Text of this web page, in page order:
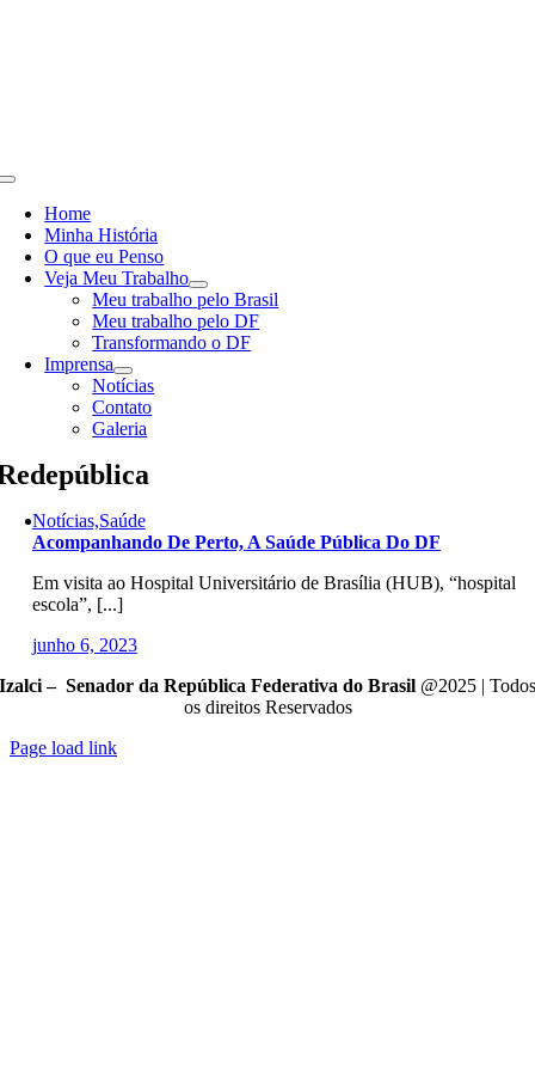
Toggle
NavigationHome
Minha História
O que eu Penso
Veja Meu Trabalho
Meu trabalho pelo Brasil
Meu trabalho pelo DF
Transformando o DF
Imprensa
Notícias
Contato
Galeria
Notícias,Saúde
Acompanhando De Perto, A Saúde Pública Do DF
Em visita ao Hospital Universitário de Brasília (HUB), “hospital
escola”, [...]
junho 6, 2023
Izalci – Senador da República Federativa do Brasil @2025 | Todos
os direitos Reservados
Page load link